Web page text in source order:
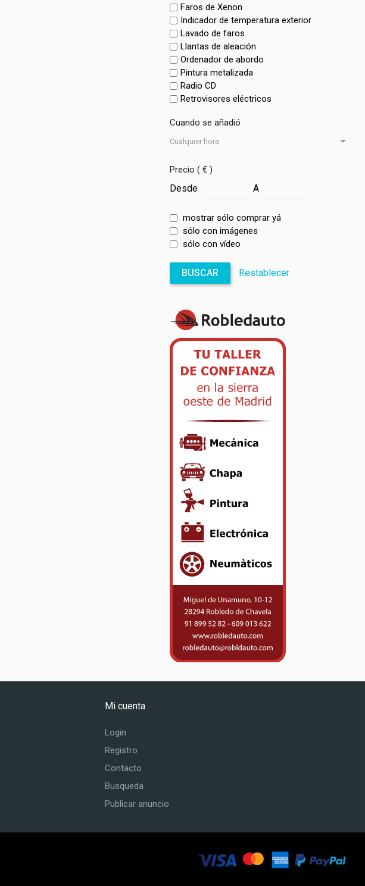
Faros de Xenon
Indicador de temperatura exterior
Lavado de faros
Llantas de aleación
Ordenador de abordo
Pintura metalizada
Radio CD
Retrovisores eléctricos
Cuando se añadió
Precio ( € )
Desde A
mostrar sólo comprar yá
sólo con imágenes
sólo con vídeo
BUSCAR Restablecer
Mi cuenta
Login
Registro
Contacto
Busqueda
Publicar anuncio